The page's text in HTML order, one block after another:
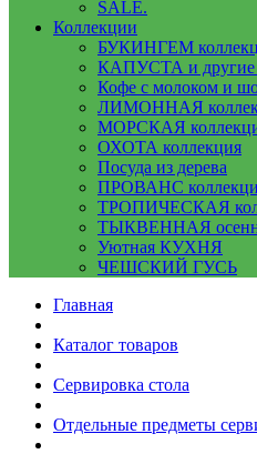
SALE.
Коллекции
БУКИНГЕМ
КАПУСТА и другие
Кофе с молоком и
ЛИМОННАЯ
МОРСКАЯ
ОХОТА коллекция
Посуда из дерева
ПРОВАНС
ТРОПИЧЕСКАЯ
ТЫКВЕННАЯ
Уютная КУХНЯ
ЧЕШСКИЙ ГУСЬ
Главная
Каталог товаров
Сервировка стола
Отдельные предметы